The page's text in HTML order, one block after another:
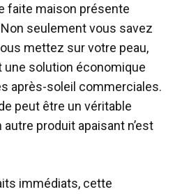
faite maison présente
seulement vous savez
mettez sur votre peau,
une solution économique
après-soleil commerciales.
peut être un véritable
produit apaisant n’est
immédiats, cette